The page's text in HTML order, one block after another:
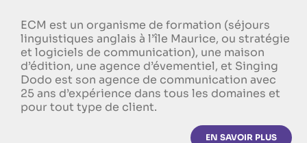
ECM est un organisme de formation (séjours
linguistiques anglais à l’île Maurice, ou stratégie
et logiciels de communication), une maison
d’édition, une agence d’évementiel, et Singing
Dodo est son agence de communication avec
25 ans d’expérience dans tous les domaines et
pour tout type de client.
EN SAVOIR PLUS